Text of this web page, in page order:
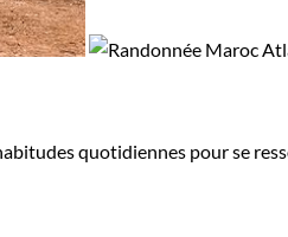
quotidiennes pour se